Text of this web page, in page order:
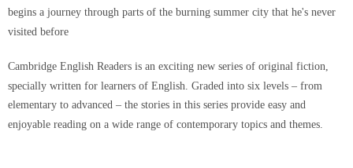
begins a journey through parts of the burning summer city that he's never
visited before
Cambridge English Readers is an exciting new series of original fiction,
specially written for learners of English. Graded into six levels – from
elementary to advanced – the stories in this series provide easy and
enjoyable reading on a wide range of contemporary topics and themes.